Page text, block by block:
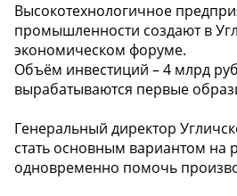
Высокотехнологичное
промышленности создают в
экономическом форуме.
Объём инвестиций – 4 млрд
вырабатываются первые
‍Генеральный директор
стать основным вариантом на
одновременно помочь